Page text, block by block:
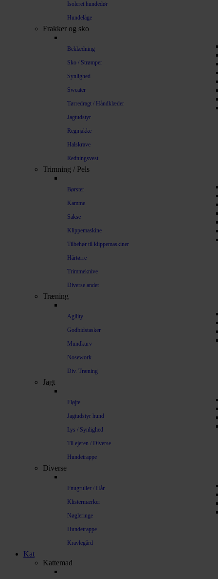
Isoleret hundedør
Hundelåge
Frakker og sko
Beklædning
Sko / Strømper
Synlighed
Sweater
Tørredragt / Håndklæder
Jagtudstyr
Regnjakke
Halskrave
Redningsvest
Trimning / Pels
Børster
Kamme
Sakse
Klippemaskine
Tilbehør til klippemaskiner
Hårtørre
Trimmeknive
Diverse andet
Træning
Agility
Godbidstasker
Mundkurv
Nosework
Div. Træning
Jagt
Fløjte
Jagtudstyr hund
Lys / Synlighed
Til ejeren / Diverse
Hundetrappe
Diverse
Fnugruller / Hår
Klistermærker
Nøgleringe
Hundetrappe
Kravlegård
Kat
Kattemad